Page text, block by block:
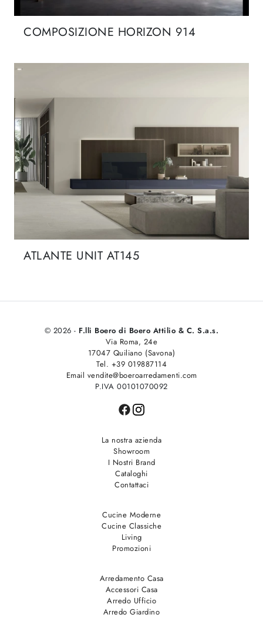
COMPOSIZIONE HORIZON 914
ATLANTE UNIT AT145
© 2026 - F.lli Boero di Boero Attilio & C. S.a.s.
Via Roma, 24e
17047 Quiliano (Savona)
Tel. +39 019887114
Email vendite@boeroarredamenti.com
P.IVA 00101070092
La nostra azienda
Showroom
I Nostri Brand
Cataloghi
Contattaci
Cucine Moderne
Cucine Classiche
Living
Promozioni
Arredamento Casa
Accessori Casa
Arredo Ufficio
Arredo Giardino